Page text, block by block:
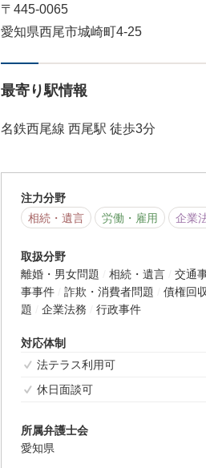
〒445-0065
愛知県西尾市城崎町4-25
最寄り駅情報
名鉄西尾線 西尾駅 徒歩3分
注力分野
相続・遺言
労働・雇用 企業
取扱分野
離婚・男女問題
相続・遺言
交通
事事件
詐欺・消費者問題
債権回
題
企業法務 行政事件
対応体制
法テラス利用可
休日面談可
所属弁護士会
愛知県